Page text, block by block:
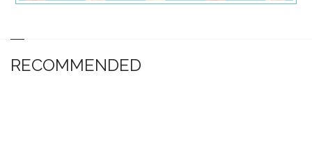
RECOMMENDED